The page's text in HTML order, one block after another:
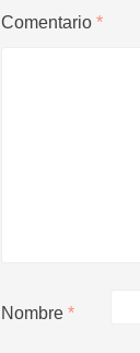
Comentario *
Nombre *